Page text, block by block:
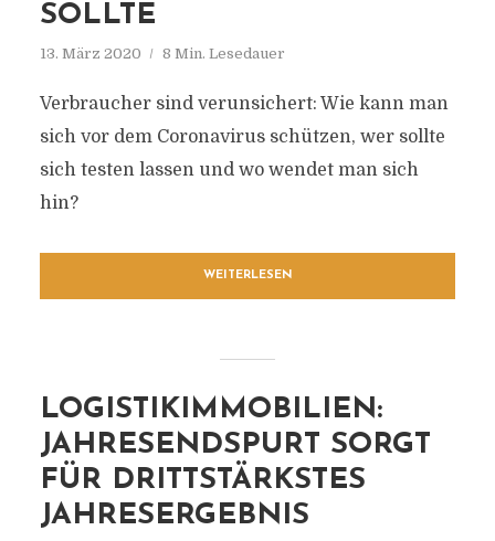
SOLLTE
13. März 2020 8 Min. Lesedauer
Verbraucher sind verunsichert: Wie kann man
sich vor dem Coronavirus schützen, wer sollte
sich testen lassen und wo wendet man sich
hin?
WEITERLESEN
LOGISTIKIMMOBILIEN:
JAHRESENDSPURT SORGT
FÜR DRITTSTÄRKSTES
JAHRESERGEBNIS